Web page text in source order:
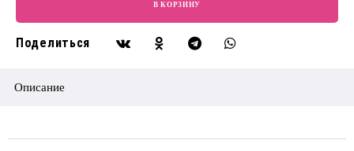
В КОРЗИНУ
Описание